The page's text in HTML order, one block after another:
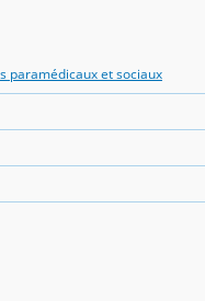
paramédicaux et sociaux